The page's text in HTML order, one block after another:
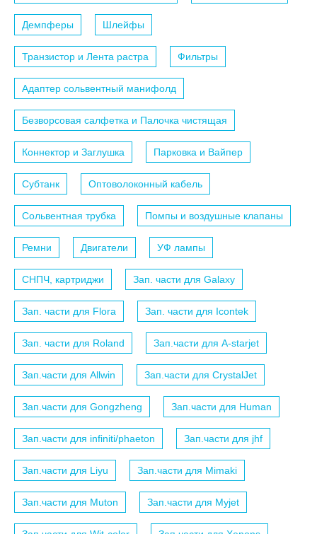
Демпферы Шлейфы
Транзистор и Лента растра Фильтры
Адаптер сольвентный манифолд
Безворсовая салфетка и Палочка чистящая
Коннектор и Заглушка Парковка и Вайпер
Субтанк Оптоволоконный кабель
Сольвентная трубка Помпы и воздушные клапаны
Ремни Двигатели УФ лампы
СНПЧ, картриджи Зап. части для Galaxy
Зап. части для Flora Зап. части для Icontek
Зап. части для Roland Зап.части для A-starjet
Зап.части для Allwin Зап.части для CrystalJet
Зап.части для Gongzheng Зап.части для Human
Зап.части для infiniti/phaeton Зап.части для jhf
Зап.части для Liyu Зап.части для Mimaki
Зап.части для Muton Зап.части для Myjet